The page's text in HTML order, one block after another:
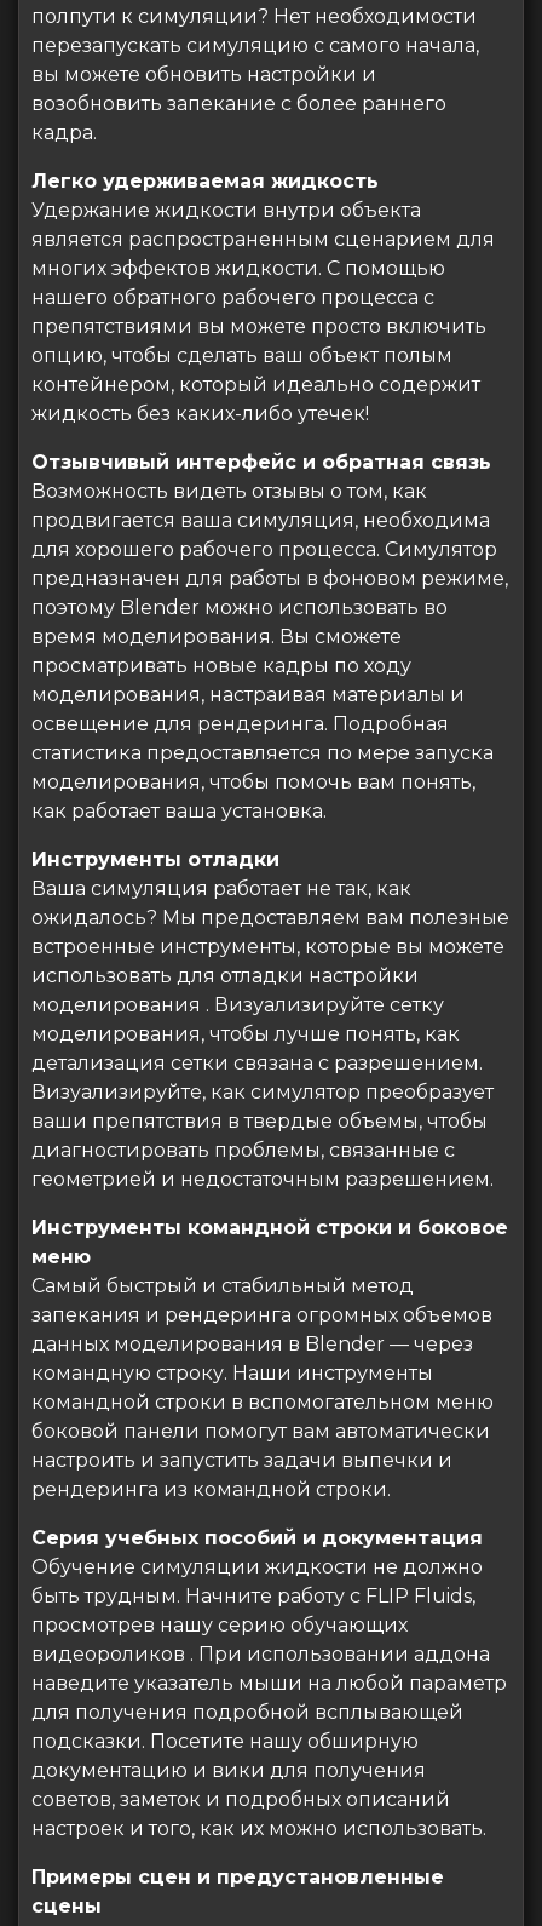
полпути к симуляции? Нет необходимости
перезапускать симуляцию с самого начала,
вы можете обновить настройки и
возобновить запекание с более раннего
кадра.
Легко удерживаемая жидкость
Удержание жидкости внутри объекта
является распространенным сценарием для
многих эффектов жидкости. С помощью
нашего обратного рабочего процесса с
препятствиями вы можете просто включить
опцию, чтобы сделать ваш объект полым
контейнером, который идеально содержит
жидкость без каких-либо утечек!
Отзывчивый интерфейс и обратная связь
Возможность видеть отзывы о том, как
продвигается ваша симуляция, необходима
для хорошего рабочего процесса. Симулятор
предназначен для работы в фоновом режиме,
поэтому Blender можно использовать во
время моделирования. Вы сможете
просматривать новые кадры по ходу
моделирования, настраивая материалы и
освещение для рендеринга. Подробная
статистика предоставляется по мере запуска
моделирования, чтобы помочь вам понять,
как работает ваша установка.
Инструменты отладки
Ваша симуляция работает не так, как
ожидалось? Мы предоставляем вам полезные
встроенные инструменты, которые вы можете
использовать для отладки настройки
моделирования . Визуализируйте сетку
моделирования, чтобы лучше понять, как
детализация сетки связана с разрешением.
Визуализируйте, как симулятор преобразует
ваши препятствия в твердые объемы, чтобы
диагностировать проблемы, связанные с
геометрией и недостаточным разрешением.
Инструменты командной строки и боковое
меню
Самый быстрый и стабильный метод
запекания и рендеринга огромных объемов
данных моделирования в Blender — через
командную строку. Наши инструменты
командной строки в вспомогательном меню
боковой панели помогут вам автоматически
настроить и запустить задачи выпечки и
рендеринга из командной строки.
Серия учебных пособий и документация
Обучение симуляции жидкости не должно
быть трудным. Начните работу с FLIP Fluids,
просмотрев нашу серию обучающих
видеороликов . При использовании аддона
наведите указатель мыши на любой параметр
для получения подробной всплывающей
подсказки. Посетите нашу обширную
документацию и вики для получения
советов, заметок и подробных описаний
настроек и того, как их можно использовать.
Примеры сцен и предустановленные
сцены